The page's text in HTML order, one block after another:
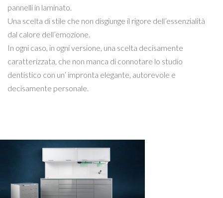
pannelli in laminato.
Una scelta di stile che non disgiunge il rigore dell’essenzialità
dal calore dell’emozione.
In ogni caso, in ogni versione, una scelta decisamente
caratterizzata, che non manca di connotare lo studio
dentistico con un’ impronta elegante, autorevole e
decisamente personale.